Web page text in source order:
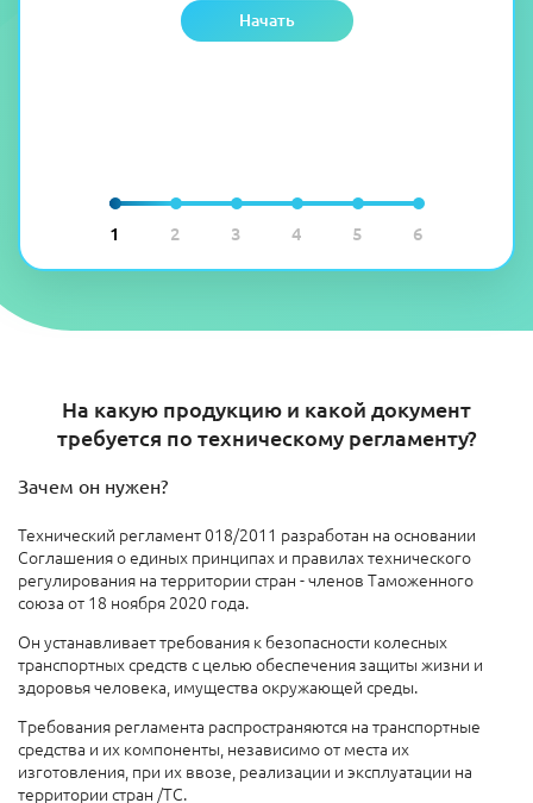
1 2 3 4 5 6
Начать
На какую продукцию и какой документ
требуется по техническому регламенту?
Зачем он нужен?
Технический регламент 018/2011 разработан на основании
Соглашения о единых принципах и правилах технического
регулирования на территории стран - членов Таможенного
союза от 18 ноября 2020 года.
Он устанавливает требования к безопасности колесных
транспортных средств с целью обеспечения защиты жизни и
здоровья человека, имущества окружающей среды.
Требования регламента распространяются на транспортные
средства и их компоненты, независимо от места их
изготовления, при их ввозе, реализации и эксплуатации на
территории стран /ТС.